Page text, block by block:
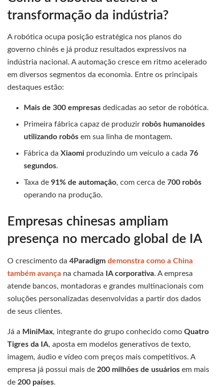
transformação da indústria?
A robótica ocupa posição estratégica nos planos do
governo chinês e já produz resultados expressivos na
indústria nacional. A automação cresce em ritmo acelerado
em diversos segmentos da economia. Entre os principais
destaques estão:
Mais de 300 empresas dedicadas ao setor de robótica.
Primeira fábrica capaz de produzir robôs humanoides
utilizando robôs em sua linha de montagem.
Fábrica daXiaomi produzindo um veículo a cada76
segundos.
Taxa de91% de automação, com cerca de700 robôs
operando na produção.
Empresas chinesas ampliam
presença no mercado global de IA
O crescimento da 4Paradigm demonstra como a China
também avança na chamada IA corporativa. A empresa
atende bancos, montadoras e grandes multinacionais com
soluções personalizadas desenvolvidas a partir dos dados
de seus clientes.
Já a MiniMax, integrante do grupo conhecido como Quatro
Tigres da IA, aposta em modelos generativos de texto,
imagem, áudio e vídeo com preços mais competitivos. A
empresa já possui mais de 200 milhões de usuários em mais
de 200 países.